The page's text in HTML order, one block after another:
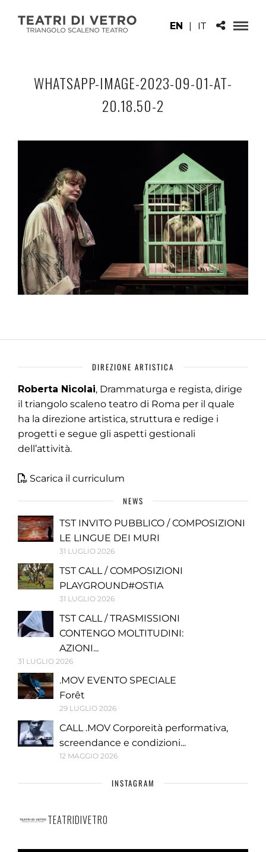
EN | IT
WHATSAPP-IMAGE-2023-09-01-AT-
20.18.50-2
DIREZIONE ARTISTICA
Roberta Nicolai, Drammaturga e regista, dirige
il triangolo scaleno teatro di Roma per il quale
ha la direzione artistica, struttura e redige i
progetti e segue gli aspetti gestionali
dell’attività.
Scarica il curriculum
NEWS
TST INVITO PUBBLICO / COMPOSIZIONI
LE LINGUE DEI MURI
31 LUGLIO 2026
TST CALL / COMPOSIZIONI
PLAYGROUND#OSTIA
31 LUGLIO 2026
TST CALL / TRASMISSIONI
CONTENGO MOLTITUDINI:
AZIONI...
31 LUGLIO 2026
.MOV EVENTO SPECIALE
Forêt
29 LUGLIO 2026
CALL .MOV Corporeità performativa,
screendance e condizioni...
12 MAGGIO 2026
INSTAGRAM
TEATRIDIVETRO